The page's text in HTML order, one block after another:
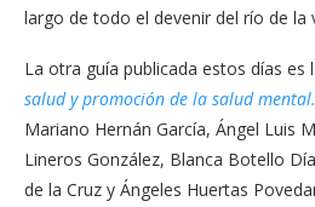
largo de todo el devenir del río de la
La otra guía publicada estos días
salud y promoción de la salud
Mariano Hernán García, Ángel Luis
Lineros González, Blanca Botello
de la Cruz y Ángeles Huertas